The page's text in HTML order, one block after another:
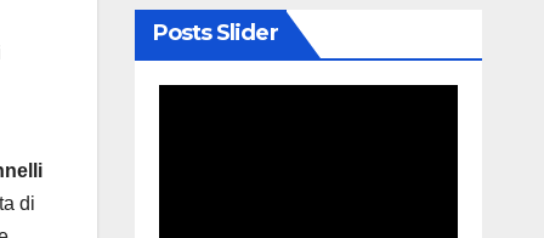
di
Posts Slider